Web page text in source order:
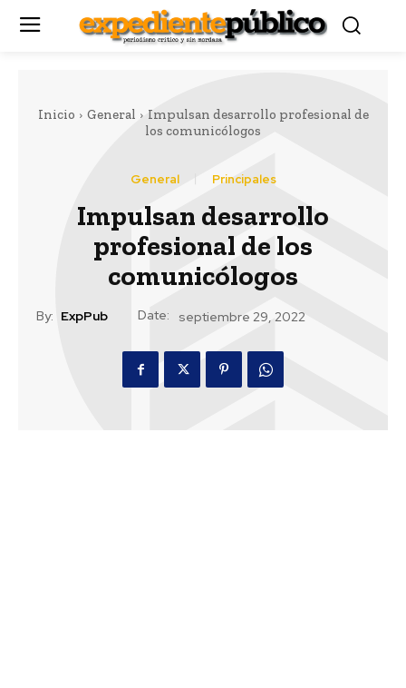
Inicio General
Impulsan desarrollo profesional de
los comunicólogos
General Principales
Impulsan desarrollo
profesional de los
comunicólogos
By: ExpPub Date: septiembre 29, 2022